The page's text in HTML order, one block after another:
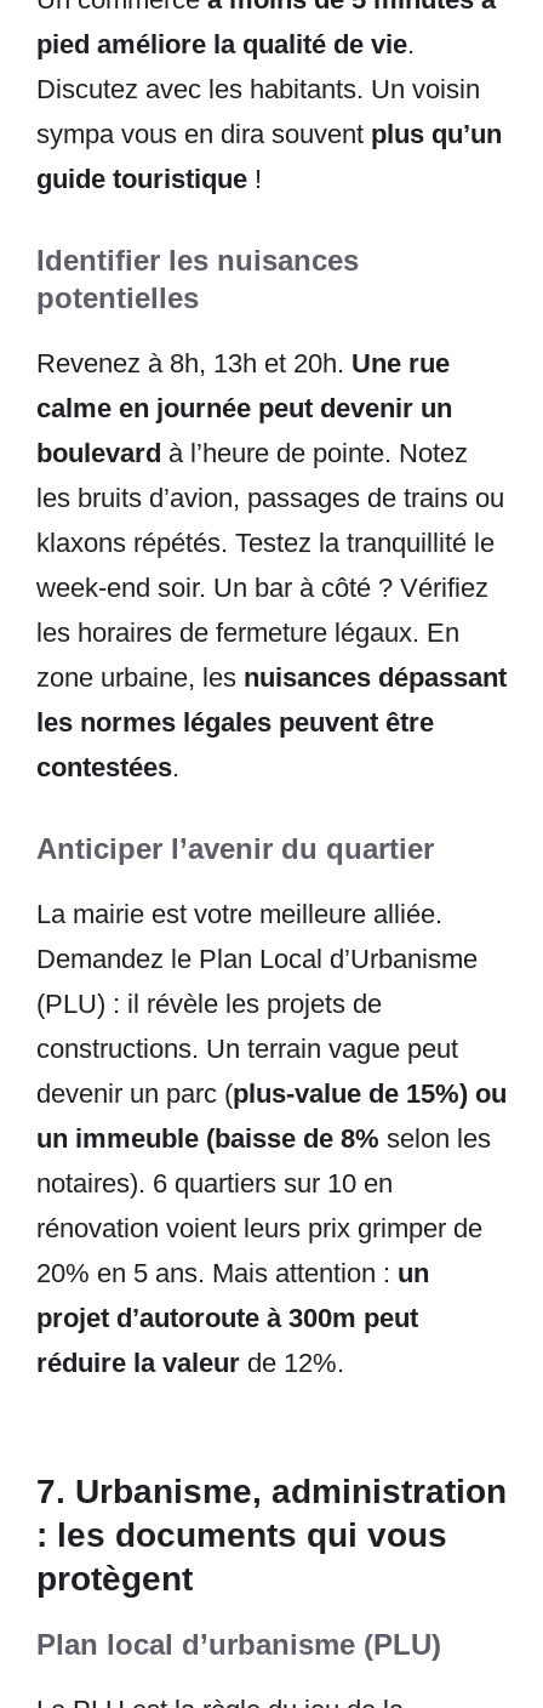
pied améliore la qualité de vie.
Discutez avec les habitants. Un voisin
sympa vous en dira souvent plus qu’un
guide touristique !
Identifier les nuisances
potentielles
Revenez à 8h, 13h et 20h. Une rue
calme en journée peut devenir un
boulevard à l’heure de pointe. Notez
les bruits d’avion, passages de trains ou
klaxons répétés. Testez la tranquillité le
week-end soir. Un bar à côté ? Vérifiez
les horaires de fermeture légaux. En
zone urbaine, les nuisances dépassant
les normes légales peuvent être
contestées.
Anticiper l’avenir du quartier
La mairie est votre meilleure alliée.
Demandez le Plan Local d’Urbanisme
(PLU) : il révèle les projets de
constructions. Un terrain vague peut
devenir un parc (plus-value de 15%) ou
un immeuble (baisse de 8% selon les
notaires). 6 quartiers sur 10 en
rénovation voient leurs prix grimper de
20% en 5 ans. Mais attention : un
projet d’autoroute à 300m peut
réduire la valeur de 12%.
7. Urbanisme, administration
: les documents qui vous
protègent
Plan local d’urbanisme (PLU)